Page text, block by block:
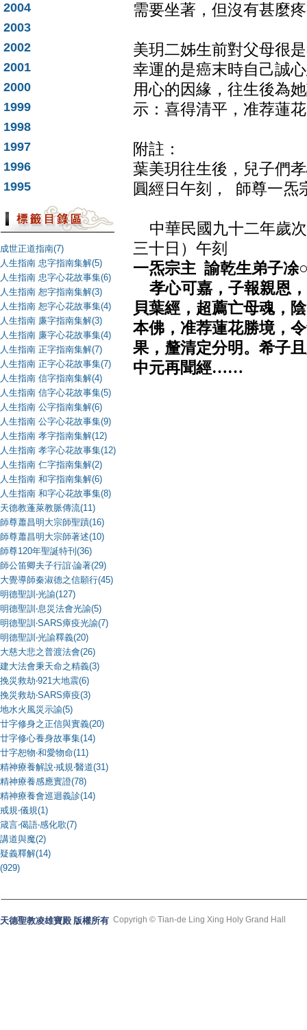
2004
2003
2002
2001
2000
1999
1998
1997
1996
1995
成世正道指南(7)
人生指南 忠字指南集解(5)
人生指南 忠字心花故事集(6)
人生指南 恕字指南集解(3)
人生指南 恕字心花故事集(4)
人生指南 廉字指南集解(3)
人生指南 廉字心花故事集(4)
人生指南 正字指南集解(7)
人生指南 正字心花故事集(7)
人生指南 信字指南集解(4)
人生指南 信字心花故事集(5)
人生指南 公字指南集解(6)
人生指南 公字心花故事集(9)
人生指南 孝字指南集解(12)
人生指南 孝字心花故事集(12)
人生指南 仁字指南集解(2)
人生指南 和字指南集解(6)
人生指南 和字心花故事集(8)
天德教蓬萊教脈傳流(11)
師尊蕭昌明大宗師聖蹟(16)
師尊蕭昌明大宗師著述(10)
師尊120年聖誕特刊(36)
師公笛卿夫子行誼‧論著(29)
大覺導師秦淑德之信願行(45)
明德聖訓‧光諭(127)
明德聖訓‧息災法會光諭(5)
明德聖訓‧SARS瘴疫光諭(7)
明德聖訓‧光諭釋義(20)
大慈大悲之普渡法會(26)
建大法會秉天命之精義(3)
挽災救劫‧921大地震(6)
挽災救劫‧SARS瘴疫(3)
地水火風災示諭(5)
廿字修身之正信與實義(20)
廿字修心養身故事集(14)
廿字恕物‧和愛物命(11)
精神療養解說‧戒規‧醫道(31)
精神療養感應實證(78)
精神療養會巡迴義診(14)
戒規‧儀規(1)
箴言‧偈語‧感化歌(7)
講道與魔(2)
疑義釋解(14)
(929)
需要坐著，但沒有甚麼
美玥二姊生前對父母很
幸運的是癌末時自己誠
用心的因緣，往生後為
示：喜得清平，准荐蓮
附註：
葉美玥往生後，兒子們
圓經日午刻， 師尊一炁
中華民國九十二年歲
三十日）午刻
一炁宗主 諭乾生弟子凃
孝心可嘉，子報親恩
貝葉經，超薦亡母魂，
本佛，准荐蓮花勝境，
果，釐清定分明。希子
中元再聞經……
天德聖教凌雄寶殿 版權所有 Copyrigh © Tian-de Ling Xing Holy Grand Hall